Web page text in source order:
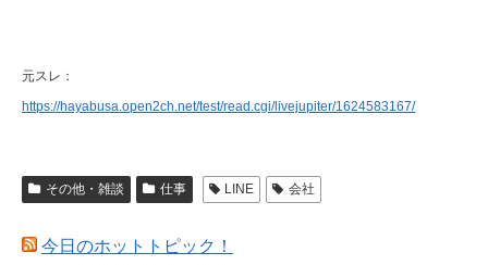
元スレ：
https://hayabusa.open2ch.net/test/read.cgi/livejupiter/1624583167/
その他・雑談 仕事 LINE 会社
今日のホットトピック！